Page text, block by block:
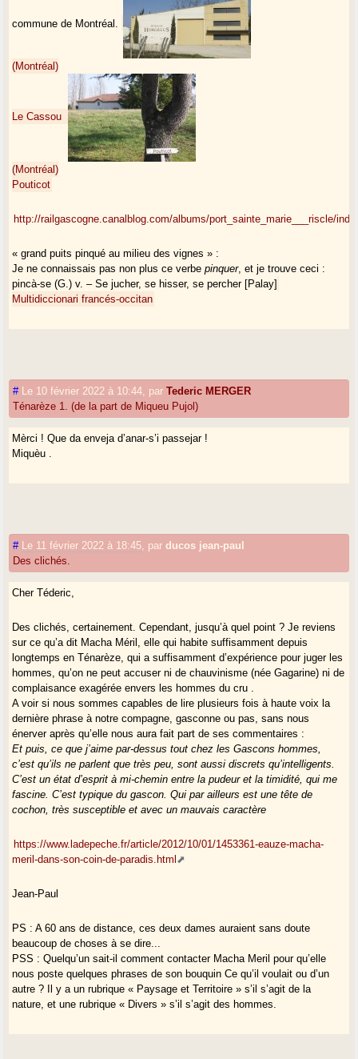
commune de Montréal.
(Montréal)
Le Cassou
(Montréal)
Pouticot
http://railgascogne.canalblog.com/albums/port_sainte_marie___riscle/
« grand puits pinqué au milieu des vignes » :
Je ne connaissais pas non plus ce verbepinquer, et je trouve ceci :
pincà-se (G.) v. – Se jucher, se hisser, se percher [Palay]
Multidiccionari francés-occitan
# Le 10 février 2022 à 10:44 parTederic MERGER
Ténarèze 1. (de la part de Miqueu Pujol)
Mèrci ! Que da enveja d’anar-s’i passejar !
Miquèu .
# Le 11 février 2022 à 18:45 parducos jean-paul
Des clichés.
Cher Téderic,
Des clichés, certainement. Cependant, jusqu’à quel point ? Je reviens
sur ce qu’a dit Macha Méril, elle qui habite suffisamment depuis
longtemps en Ténarèze, qui a suffisamment d’expérience pour juger les
hommes, qu’on ne peut accuser ni de chauvinisme (née Gagarine) ni de
complaisance exagérée envers les hommes du cru .
A voir si nous sommes capables de lire plusieurs fois à haute voix la
dernière phrase à notre compagne, gasconne ou pas, sans nous
énerver après qu’elle nous aura fait part de ses commentaires :
Et puis, ce que j’aime par-dessus tout chez les Gascons hommes,
c’est qu’ils ne parlent que très peu, sont aussi discrets qu’intelligents.
C’est un état d’esprit à mi-chemin entre la pudeur et la timidité, qui me
fascine. C’est typique du gascon. Qui par ailleurs est une tête de
cochon, très susceptible et avec un mauvais caractère
https://www.ladepeche.fr/article/2012/10/01/1453361-eauze-macha-
meril-dans-son-coin-de-paradis.html
Jean-Paul
PS : A 60 ans de distance, ces deux dames auraient sans doute
beaucoup de choses à se dire...
PSS : Quelqu’un sait-il comment contacter Macha Meril pour qu’elle
nous poste quelques phrases de son bouquin Ce qu’il voulait ou d’un
autre ? Il y a un rubrique « Paysage et Territoire » s’il s’agit de la
nature, et une rubrique « Divers » s’il s’agit des hommes.